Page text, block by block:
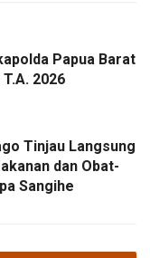
Papua Barat
2026
Tinjau Langsung
dan Obat-
Sangihe